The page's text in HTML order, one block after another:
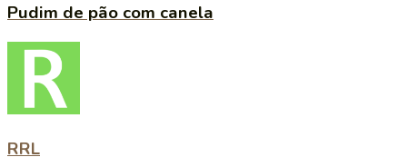
Pudim de pão com canela
RRL